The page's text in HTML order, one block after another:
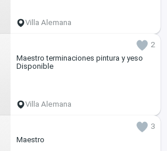
Villa Alemana
2
Maestro terminaciones pintura y yeso
Disponible
Villa Alemana
3
Maestro